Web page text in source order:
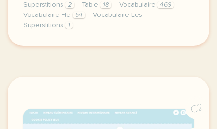
Superstitions
2 Table 18 Vocabulaire
469
Vocabulaire Fle
54
Vocabulaire Les
Superstitions
1
image https www trnd com es blog
C2